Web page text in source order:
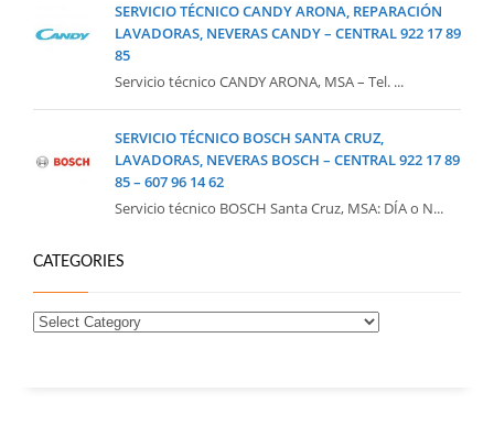
SERVICIO TÉCNICO CANDY ARONA, REPARACIÓN
LAVADORAS, NEVERAS CANDY – CENTRAL 922 17 89
85
Servicio técnico CANDY ARONA, MSA – Tel. ...
SERVICIO TÉCNICO BOSCH SANTA CRUZ,
LAVADORAS, NEVERAS BOSCH – CENTRAL 922 17 89
85 – 607 96 14 62
Servicio técnico BOSCH Santa Cruz, MSA: DÍA o N...
CATEGORIES